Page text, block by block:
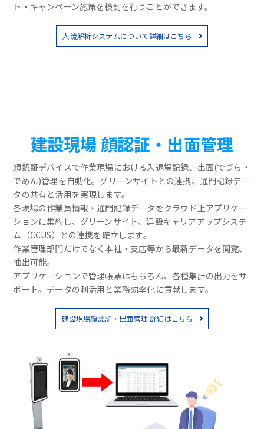
ト・キャンペーン施策を検討を行うことができます。
人流解析システムについて詳細はこちら
建設現場 顔認証・出面管理
顔認証デバイスで作業現場における入退場記録、出面(でづら・
でめん)管理を自動化。グリーンサイトとの連携、通門記録デー
タの共有と活用を実現します。
各現場の作業員情報・通門記録データをクラウド上アプリケー
ションに集約し、グリーンサイト、建設キャリアアップシステ
ム（CCUS）との連携を確立します。
作業管理部門だけでなく本社・支店等から最新データを閲覧、
抽出可能。
アプリケーションで管理帳票はもちろん、各種集計の出力をサ
ポート。データの利活用と業務効率化に貢献します。
建設現場顔認証・出面管理 詳細はこちら